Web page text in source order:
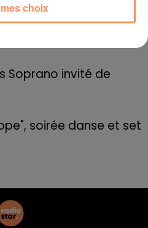
pour retrouver
Soprano invité de
soirée danse et set
choix